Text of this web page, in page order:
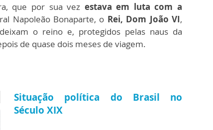
que por sua vez estava em luta com a
Napoleão Bonaparte, o Rei, Dom João VI,
o reino e, protegidos pelas naus da
de quase dois meses de viagem.
Situação política do Brasil no
Século XIX